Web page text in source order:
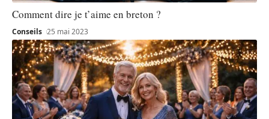
Comment dire je t’aime en breton ?
Conseils 25 mai 2023